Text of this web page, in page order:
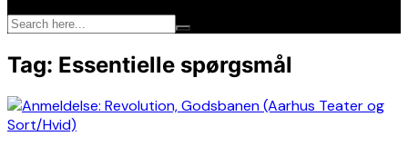
Tag: Essentielle spørgsmål